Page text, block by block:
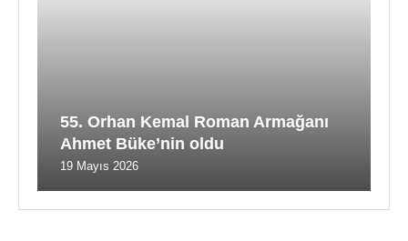
55. Orhan Kemal Roman Armağanı
Ahmet Büke’nin oldu
19 Mayıs 2026